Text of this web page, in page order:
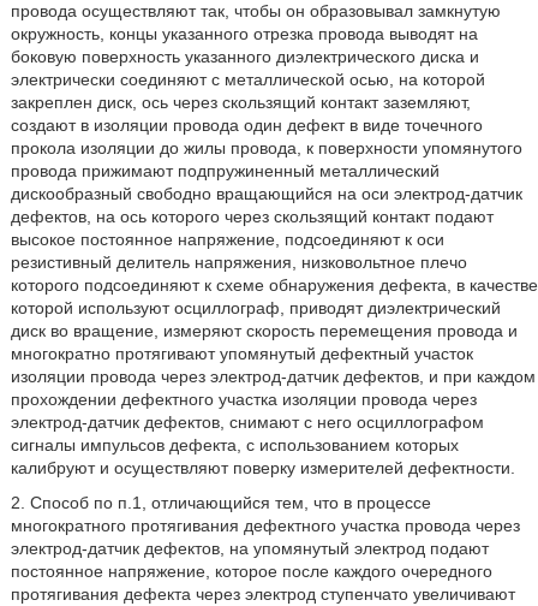
провода осуществляют так, чтобы он образовывал замкнутую
окружность, концы указанного отрезка провода выводят на
боковую поверхность указанного диэлектрического диска и
электрически соединяют с металлической осью, на которой
закреплен диск, ось через скользящий контакт заземляют,
создают в изоляции провода один дефект в виде точечного
прокола изоляции до жилы провода, к поверхности упомянутого
провода прижимают подпружиненный металлический
дискообразный свободно вращающийся на оси электрод-датчик
дефектов, на ось которого через скользящий контакт подают
высокое постоянное напряжение, подсоединяют к оси
резистивный делитель напряжения, низковольтное плечо
которого подсоединяют к схеме обнаружения дефекта, в качестве
которой используют осциллограф, приводят диэлектрический
диск во вращение, измеряют скорость перемещения провода и
многократно протягивают упомянутый дефектный участок
изоляции провода через электрод-датчик дефектов, и при каждом
прохождении дефектного участка изоляции провода через
электрод-датчик дефектов, снимают с него осциллографом
сигналы импульсов дефекта, с использованием которых
калибруют и осуществляют поверку измерителей дефектности.
2. Способ по п.1, отличающийся тем, что в процессе
многократного протягивания дефектного участка провода через
электрод-датчик дефектов, на упомянутый электрод подают
постоянное напряжение, которое после каждого очередного
протягивания дефекта через электрод ступенчато увеличивают